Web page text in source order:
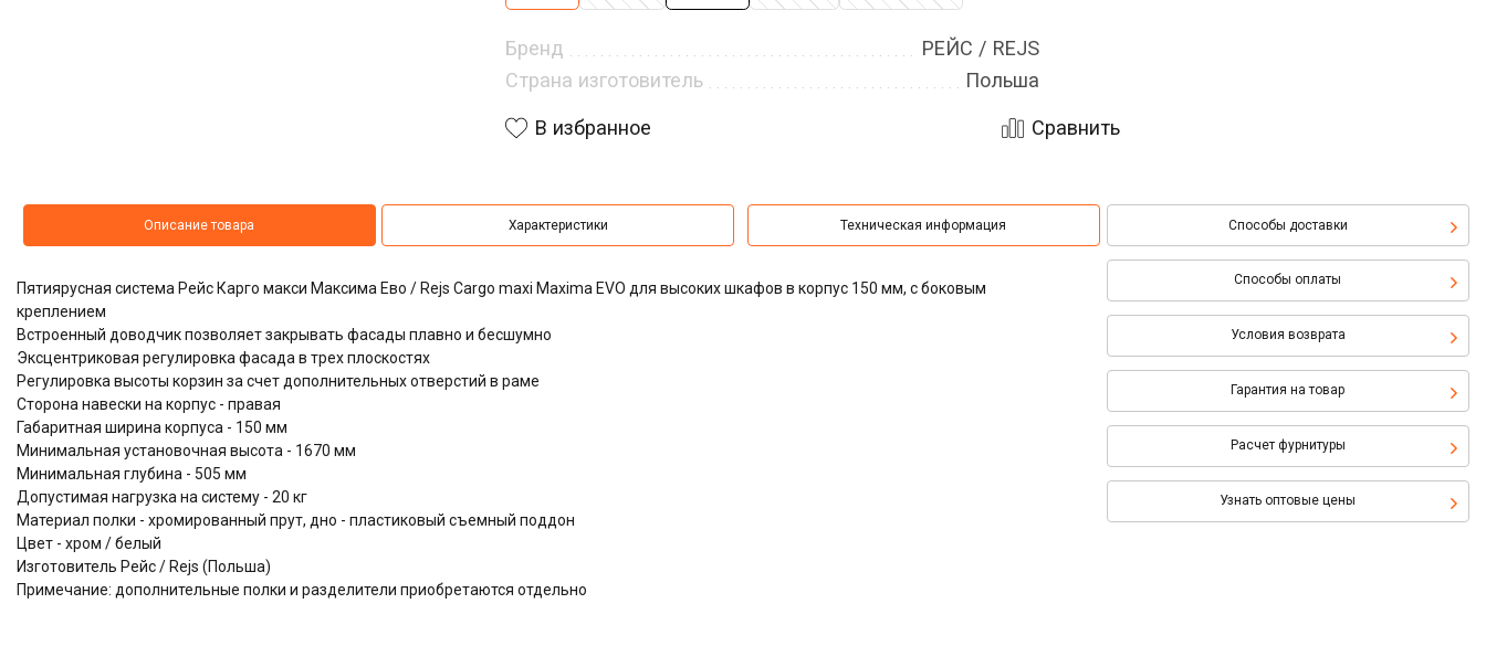
Бренд
РЕЙС / REJS
Страна изготовитель
Польша
В избранное Сравнить
Описание товара Характеристики Техническая информация Способы доставки
Способы оплаты
Условия возврата
Гарантия на товар
Расчет фурнитуры
Узнать оптовые цены
Пятиярусная система Рейс Карго макси Максима Ево / Rejs Cargo maxi Maxima EVO для высоких шкафов в корпус 150 мм, с боковым
креплением
Встроенный доводчик позволяет закрывать фасады плавно и бесшумно
Эксцентриковая регулировка фасада в трех плоскостях
Регулировка высоты корзин за счет дополнительных отверстий в раме
Сторона навески на корпус - правая
Габаритная ширина корпуса - 150 мм
Минимальная установочная высота - 1670 мм
Минимальная глубина - 505 мм
Допустимая нагрузка на систему - 20 кг
Материал полки - хромированный прут, дно - пластиковый съемный поддон
Цвет - хром / белый
Изготовитель Рейс / Rejs (Польша)
Примечание: дополнительные полки и разделители приобретаются отдельно